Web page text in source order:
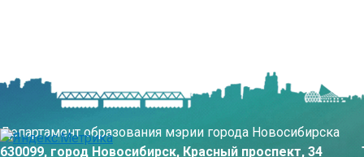
Департамент образования мэрии города Новосибирска
630099, город Новосибирск, Красный проспект, 34